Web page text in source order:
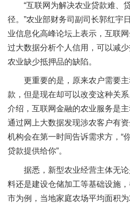
“互联网为解决农业贷款难、
径。”农业部财务司副司长郭红宇
业信息化高峰论坛上表示，互联
过大数据分析个人信用，可以减
农业缺少抵押品的缺陷。
更重要的是，原来农户需要
款，但是现在却可以改变这种关
介绍，互联网金融的农业服务是主
通过网上大数据发现涉农客户有
机构会在第一时间告诉需求方，“
贷款提供给你”。
据悉，新型农业经营主体无
料还是建设仓储加工等基础设施
市为例，当地家庭农场平均面积